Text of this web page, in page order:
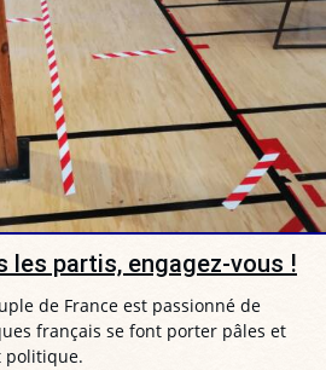
les partis, engagez-vous !
de France est passionné de
français se font porter pâles et
politique.